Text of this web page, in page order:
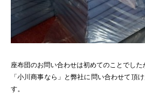
座布団のお問い合わせは初めてのことでした
「小川商事なら」と弊社に問い合わせて頂
す。